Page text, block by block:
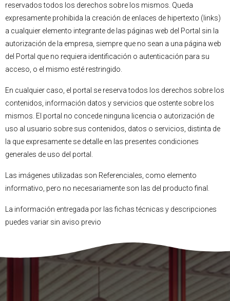
reservados todos los derechos sobre los mismos. Queda
expresamente prohibida la creación de enlaces de hipertexto (links)
a cualquier elemento integrante de las páginas web del Portal sin la
autorización de la empresa, siempre que no sean a una página web
del Portal que no requiera identificación o autenticación para su
acceso, o el mismo esté restringido.
En cualquier caso, el portal se reserva todos los derechos sobre los
contenidos, información datos y servicios que ostente sobre los
mismos. El portal no concede ninguna licencia o autorización de
uso al usuario sobre sus contenidos, datos o servicios, distinta de
la que expresamente se detalle en las presentes condiciones
generales de uso del portal.
Las imágenes utilizadas son Referenciales, como elemento
informativo, pero no necesariamente son las del producto final.
La información entregada por las fichas técnicas y descripciones
puedes variar sin aviso previo